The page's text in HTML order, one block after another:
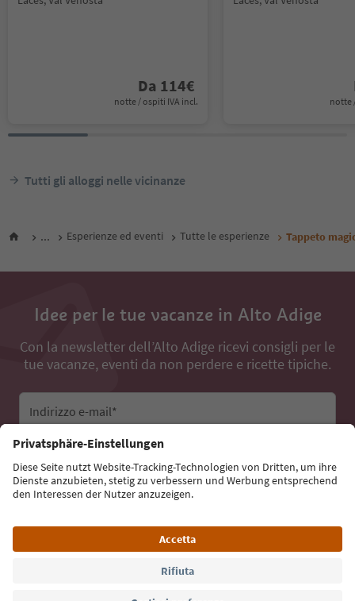
Da 114€
notte / ospiti IVA incl. notte
Tutti gli alloggi nelle vicinanze
... Esperienze ed eventi Tutte le esperienze Tappeto
Idee per le tue vacanze in Alto Adige
Con la newsletter dell’Alto Adige ricevi consigli per le
tue vacanze, eventi da non perdere e ricette tipiche.
Indirizzo e-mail*
Iscriviti alla newsletter